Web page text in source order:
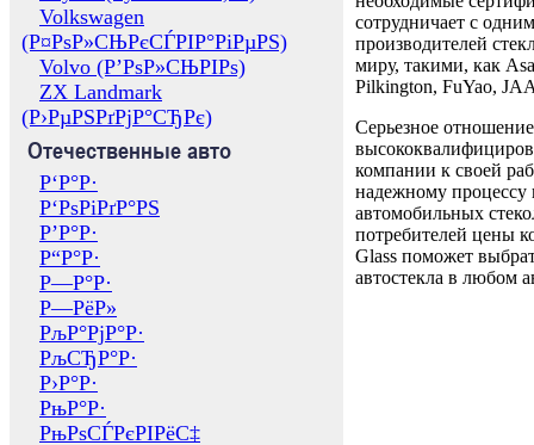
Volkswagen
(Р¤РѕР»СЊРєСЃРІР°РіРµРЅ)
Volvo (Р’РѕР»СЊРІРѕ)
ZX Landmark
(Р›РµРЅРґРјР°СЂРє)
Отечественные авто
Р‘Р°Р·
Р‘РѕРіРґР°РЅ
Р’Р°Р·
Р“Р°Р·
Р—Р°Р·
Р—РёР»
РљР°РјР°Р·
РљСЂР°Р·
Р›Р°Р·
РњР°Р·
РњРѕСЃРєРІРёС‡
сотрудничает с
производителей
миру, такими, как
Pilkington, FuYao,
Серьезное отношение
компании к своей
надежному процессу
автомобильных
потребителей цены
Glass поможет
автостекла в любом